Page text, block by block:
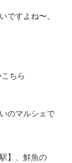
ですよね〜。
こちら
のマルシェで
】、鮮魚の